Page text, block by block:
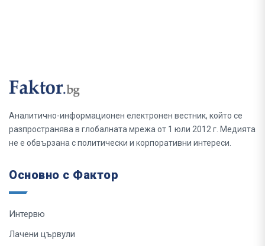
Аналитично-информационен електронен вестник, който се
разпространява в глобалната мрежа от 1 юли 2012 г. Медията
не е обвързана с политически и корпоративни интереси.
Основно с Фактор
Интервю
Лачени цървули